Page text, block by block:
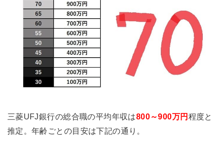
三菱UFJ銀行の総合職の平均年収は800～900万円 程度と
推定。年齢ごとの目安は下記の通り。